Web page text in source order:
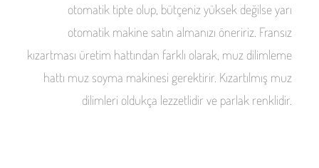
otomatik tipte olup, bütçeniz yüksek değilse yarı
otomatik makine satın almanızı öneririz. Fransız
kızartması üretim hattından farklı olarak, muz dilimleme
hattı muz soyma makinesi gerektirir. Kızartılmış muz
dilimleri oldukça lezzetlidir ve parlak renklidir.